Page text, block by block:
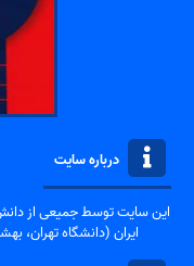
درباره سایت
این سایت توسط جمیعی از دانش
ایران (دانشگاه تهران،